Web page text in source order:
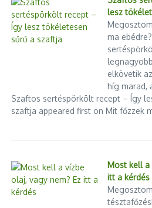
lesz
ma
elkövetik
híg marad,
Szaftos sertéspörkölt recept – Így
szaftja appeared first on Mit főzzek
Most kell a
itt a kérdés